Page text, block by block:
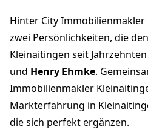
Hinter City
zwei Persönlichkeiten, die
Kleinaitingen seit
und Henry Ehmke.
Immobilienmakler
Markterfahrung in
die sich perfekt ergänzen.